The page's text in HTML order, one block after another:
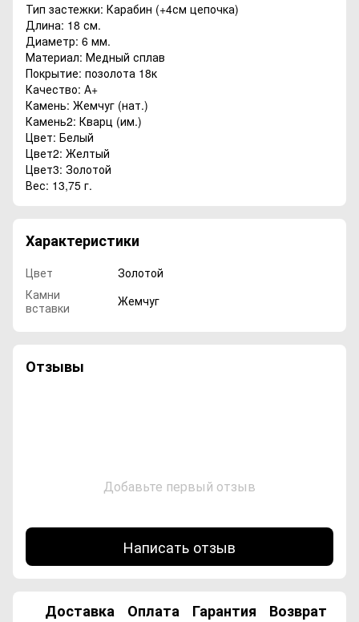
Тип застежки: Карабин (+4см цепочка)
Длина: 18 см.
Диаметр: 6 мм.
Материал: Медный сплав
Покрытие: позолота 18к
Качество: А+
Камень: Жемчуг (нат.)
Камень2: Кварц (им.)
Цвет: Белый
Цвет2: Желтый
Цвет3: Золотой
Вес: 13,75 г.
Характеристики
Цвет
Золотой
Камни
вставки
Жемчуг
Отзывы
Добавьте первый отзыв
Написать отзыв
Доставка Оплата Гарантия Возврат